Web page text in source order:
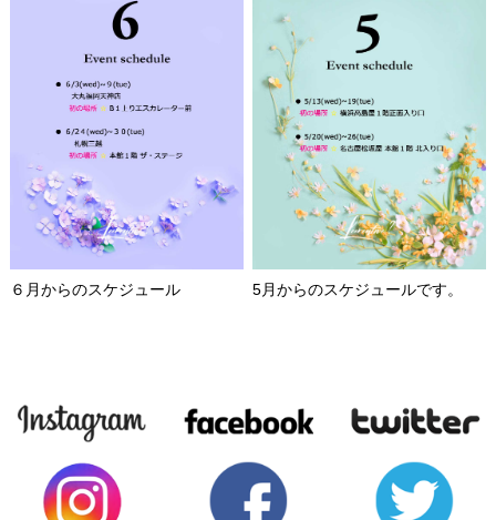
６月からのスケジュール 5月からのスケジュールです。